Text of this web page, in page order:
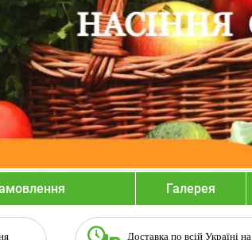
Галерея
Доставка по всій Україні на